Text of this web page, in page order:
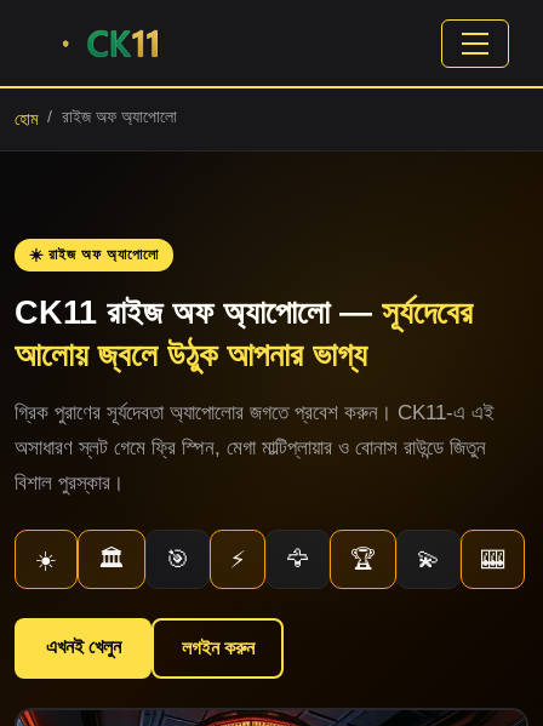
হোম রাইজ অফ অ্যাপোলো
☀️ রাইজ অফ অ্যাপোলো
CK11 রাইজ অফ অ্যাপোলো — সূর্যদেবের
আলোয় জ্বলে উঠুক আপনার ভাগ্য
গ্রিক পুরাণের সূর্যদেবতা অ্যাপোলোর জগতে প্রবেশ করুন। CK11-এ এই
অসাধারণ স্লট গেমে ফ্রি স্পিন, মেগা মাল্টিপ্লায়ার ও বোনাস রাউন্ডে জিতুন
বিশাল পুরস্কার।
☀️ 🏛️ 🎯 ⚡ 🦅 🏆 💫 🎰
এখনই খেলুন লগইন করুন